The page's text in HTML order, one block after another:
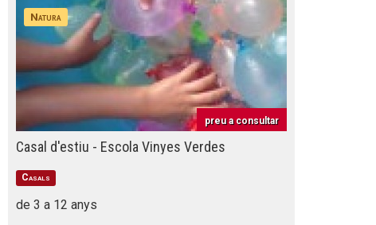
Natura
preu a consultar
Casal d'estiu - Escola Vinyes Verdes
Casals
de 3 a 12 anys